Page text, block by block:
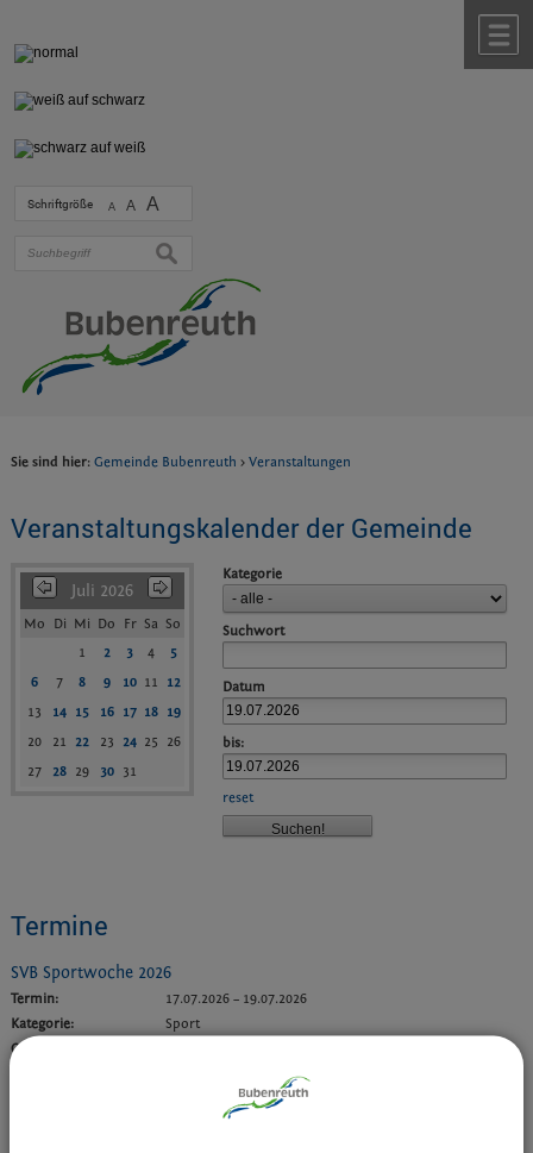
Schriftgröße A A A
suchen
Sie sind hier: Gemeinde Bubenreuth > Veranstaltungen
Veranstaltungskalender der Gemeinde
Juli 2026
Mo Di Mi Do Fr Sa So
1
2 3 4
5
6
7 8 9 10 11
12
13
14 15 16 17 18 19
20
21 22 23 24 25
26
27
28 29 30 31
Kategorie
Suchwort
Datum
bis:
reset
Termine
SVB Sportwoche 2026
Termin: 17.07.2026 – 19.07.2026
Kategorie:
Sport
Ort:
SVB Fußballabteilung